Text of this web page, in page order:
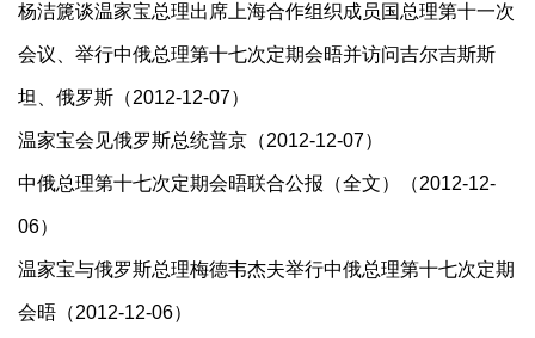
杨洁篪谈温家宝总理出席上海合作组织成员国总理第十一次
会议、举行中俄总理第十七次定期会晤并访问吉尔吉斯斯
坦、俄罗斯（2012-12-07）
温家宝会见俄罗斯总统普京（2012-12-07）
中俄总理第十七次定期会晤联合公报（全文）（2012-12-
06）
温家宝与俄罗斯总理梅德韦杰夫举行中俄总理第十七次定期
会晤（2012-12-06）